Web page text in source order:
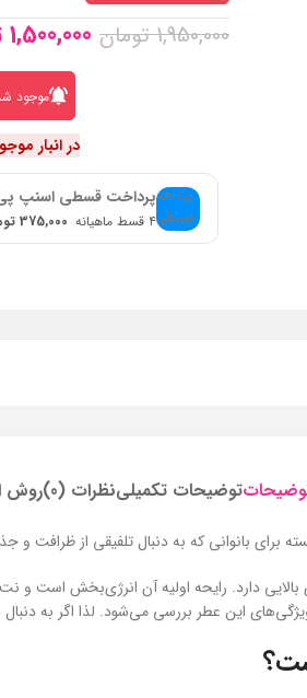
1,950,000 تومان 1,500,000
موجود
در انبار
پرداخت قسطی اسنپ
۴ قسط ماهیانه 375,000 تومان
توضیحات تکمیلینظرات (0) روش
برای بانوانی که به دنبال تلفیقی از ظرافت
دارد. رایحه اولیه آن انرژی‌بخش است و
این عطر بررسی می‌شود. لذا اگر به